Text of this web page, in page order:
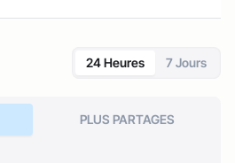
24 Heures 7 Jours
PLUS PARTAGES